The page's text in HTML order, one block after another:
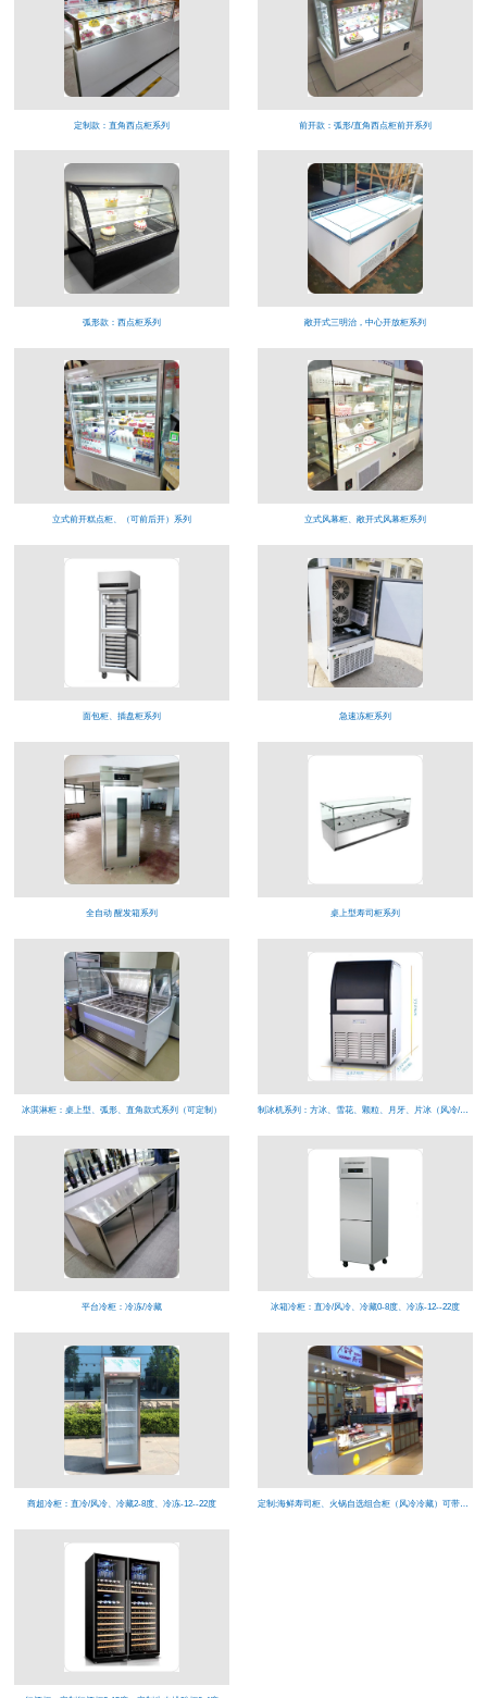
定制款：直角西点柜系列 前开款：弧形/直角西点柜前开系列
弧形款：西点柜系列 敞开式三明治，中心开放柜系列
立式前开糕点柜、（可前后开）系列 立式风幕柜、敞开式风幕柜系列
面包柜、插盘柜系列 急速冻柜系列
全自动 醒发箱系列 桌上型寿司柜系列
冰淇淋柜：桌上型、弧形、直角款式系列（可定制） 制冰机系列：方冰、雪花、颗粒、月牙、片冰（风冷/水冷）
平台冷柜：冷冻/冷藏 冰箱冷柜：直冷/风冷、冷藏0-8度、冷冻-12--22度
商超冷柜：直冷/风冷、冷藏2-8度、冷冻-12--22度 定制:海鲜寿司柜、火锅自选组合柜（风冷冷藏）可带喷雾